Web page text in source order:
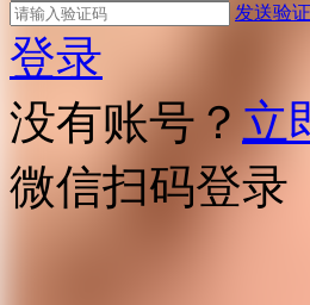
发送验
登录
没有账号？ 立
微信扫码登录